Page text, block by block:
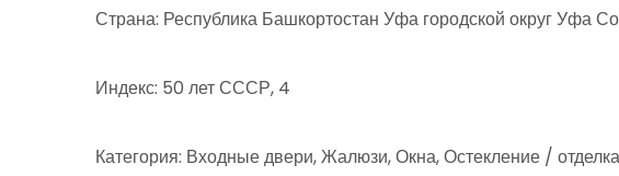
Страна: Республика Башкортостан Уфа городской округ Уфа
Индекс: 50 лет СССР, 4
Категория: Входные двери, Жалюзи, Окна, Остекление /